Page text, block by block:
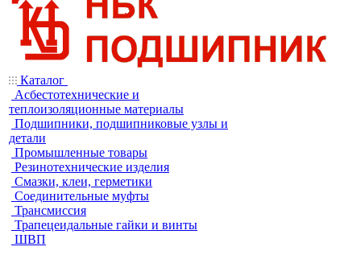
Каталог
Асбестотехнические и
теплоизоляционные материалы
Подшипники, подшипниковые узлы и
детали
Промышленные товары
Резинотехнические изделия
Смазки, клеи, герметики
Соединительные муфты
Трансмиссия
Трапецеидальные гайки и винты
ШВП